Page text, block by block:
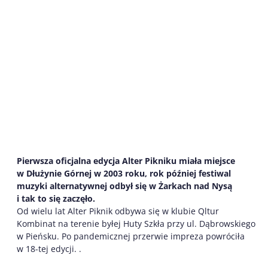
Pierwsza oficjalna edycja Alter Pikniku miała miejsce
w Dłużynie Górnej w 2003 roku, rok później festiwal
muzyki alternatywnej odbył się w Żarkach nad Nysą
i tak to się zaczęło.
Od wielu lat Alter Piknik odbywa się w klubie Qltur
Kombinat na terenie byłej Huty Szkła przy ul. Dąbrowskiego
w Pieńsku. Po pandemicznej przerwie impreza powróciła
w 18-tej edycji. .